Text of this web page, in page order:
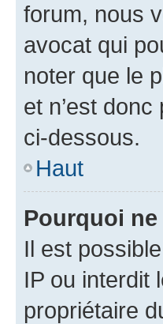
forum, nous
avocat qui
noter que le
et n’est
ci-dessous.
Haut
Pourquoi
Il est
IP ou interdit
propriétaire